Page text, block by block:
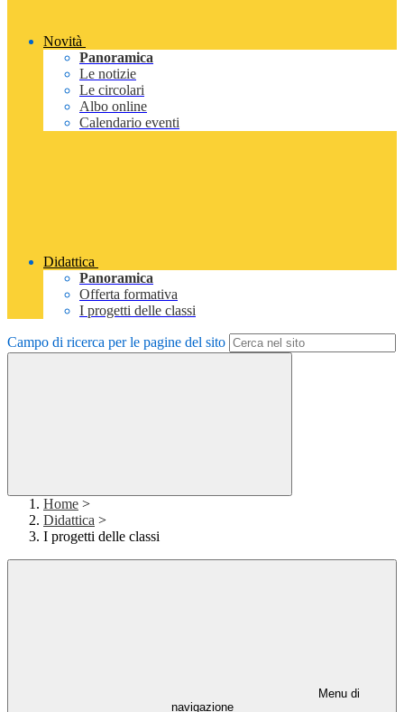
Novità
Panoramica
Le notizie
Le circolari
Albo online
Calendario eventi
Didattica
Panoramica
Offerta formativa
I progetti delle classi
Campo di ricerca per le pagine del sito
Home >
Didattica >
I progetti delle classi
Menu di
navigazione